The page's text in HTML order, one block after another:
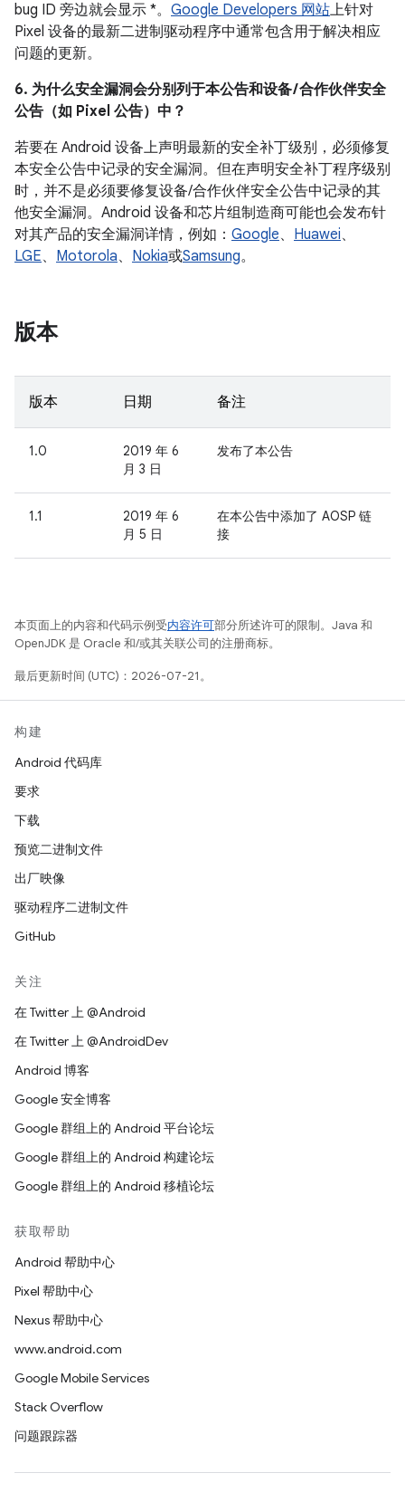
bug ID 旁边就会显示 *。 Google Developers 网站上针对
Pixel 设备的最新二进制驱动程序中通常包含用于解决相应
问题的更新。
6. 为什么安全漏洞会分别列于本公告和设备 / 合作伙伴安全
公告（如 Pixel 公告）中？
若要在 Android 设备上声明最新的安全补丁级别，必须修复
本安全公告中记录的安全漏洞。但在声明安全补丁程序级别
时，并不是必须要修复设备/合作伙伴安全公告中记录的其
他安全漏洞。Android 设备和芯片组制造商可能也会发布针
对其产品的安全漏洞详情，例如： Google、 Huawei、
LGE、 Motorola、 Nokia或Samsung。
版本
版本 日期 备注
1.0
2019 年 6
月 3 日
发布了本公告
1.1
2019 年 6
月 5 日
在本公告中添加了 AOSP 链
接
本页面上的内容和代码示例受内容许可部分所述许可的限制。Java 和
OpenJDK 是 Oracle 和/或其关联公司的注册商标。
最后更新时间 (UTC)：2026-07-21。
构建
Android 代码库
要求
下载
预览二进制文件
出厂映像
驱动程序二进制文件
GitHub
关注
在 Twitter 上 @Android
在 Twitter 上 @AndroidDev
Android 博客
Google 安全博客
Google 群组上的 Android 平台论坛
Google 群组上的 Android 构建论坛
Google 群组上的 Android 移植论坛
获取帮助
Android 帮助中心
Pixel 帮助中心
Nexus 帮助中心
www.android.com
Google Mobile Services
Stack Overflow
问题跟踪器